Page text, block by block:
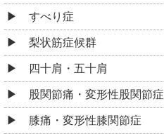
すべり症
梨状筋症候群
四十肩・五十肩
股関節痛・変形性股関節症
膝痛・変形性膝関節症